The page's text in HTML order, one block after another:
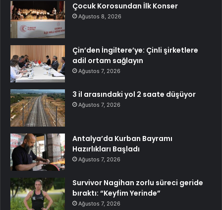
Çocuk Korosundan İlk Konser
Ağustos 8, 2026
Çin’den İngiltere’ye: Çinli şirketlere
adil ortam sağlayın
Ağustos 7, 2026
3 il arasındaki yol 2 saate düşüyor
Ağustos 7, 2026
Antalya’da Kurban Bayramı
Hazırlıkları Başladı
Ağustos 7, 2026
Survivor Nagihan zorlu süreci geride
bıraktı: “Keyfim Yerinde”
Ağustos 7, 2026